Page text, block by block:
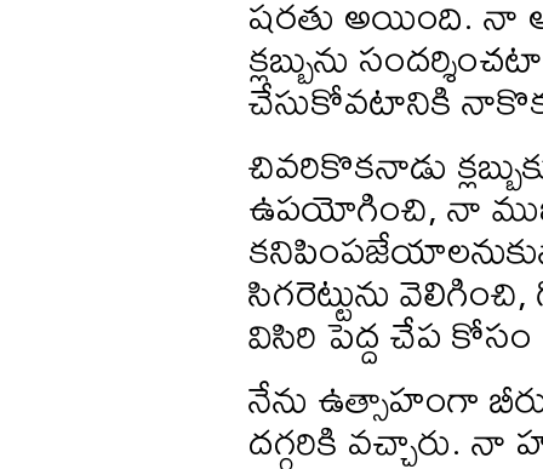
షరతు అయింది. నా
క్లబ్బును
చేసుకోవటానికి నాకొక
చివరికొకనాడు
ఉపయోగించి, నా
సిగరెట్టును
విసిరి పెద్ద చేప
నేను ఉత్సాహంగా
దగ్గరికి వచ్చారు.